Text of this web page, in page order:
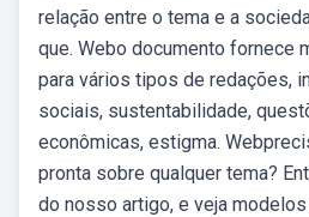
relação entre o tema e a
que. Webo documento fornece
para vários tipos de redações,
sociais, sustentabilidade,
econômicas, estigma.
pronta sobre qualquer tema?
do nosso artigo, e veja